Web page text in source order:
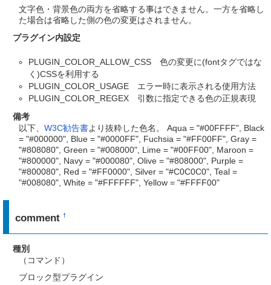
文字色・背景色の両方を省略する事はできません。一方を省略し
た場合は省略した側の色の変更はされません。
プラグイン内設定
PLUGIN_COLOR_ALLOW_CSS 色の変更に(fontタグではな
く)CSSを利用する
PLUGIN_COLOR_USAGE エラー時に表示される使用方法
PLUGIN_COLOR_REGEX 引数に指定できる色の正規表現
備考
以下、 W3C勧告書より抜粋した色名。 Aqua = "#00FFFF", Black
= "#000000", Blue = "#0000FF", Fuchsia = "#FF00FF", Gray =
"#808080", Green = "#008000", Lime = "#00FF00", Maroon =
"#800000", Navy = "#000080", Olive = "#808000", Purple =
"#800080", Red = "#FF0000", Silver = "#C0C0C0", Teal =
"#008080", White = "#FFFFFF", Yellow = "#FFFF00"
comment†
種別
（コマンド）
ブロック型プラグイン